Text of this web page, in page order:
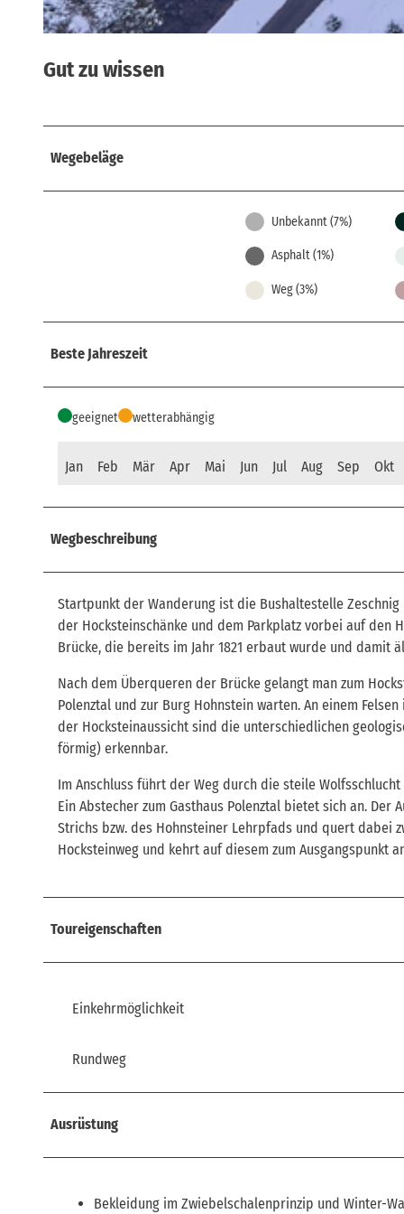
Gut zu wissen
Wegebeläge
Unbekannt (7%)
Asphalt (1%)
Weg (3%)
Beste Jahreszeit
geeignet wetterabhängig
Jan Feb Mär Apr Mai Jun Jul Aug Sep Okt
Wegbeschreibung
Startpunkt der Wanderung ist die Bushaltestelle
der Hocksteinschänke und dem Parkplatz vorbei auf den
Brücke, die bereits im Jahr 1821 erbaut wurde und damit
Nach dem Überqueren der Brücke gelangt man zum
Polenztal und zur Burg Hohnstein warten. An einem
der Hocksteinaussicht sind die unterschiedlichen
förmig) erkennbar.
Im Anschluss führt der Weg durch die steile
Ein Abstecher zum Gasthaus Polenztal bietet sich an.
Strichs bzw. des Hohnsteiner Lehrpfads und quert dabei
Hocksteinweg und kehrt auf diesem zum Ausgangspunkt
Toureigenschaften
Einkehrmöglichkeit
Rundweg
Ausrüstung
Bekleidung im Zwiebelschalenprinzip und Winter-